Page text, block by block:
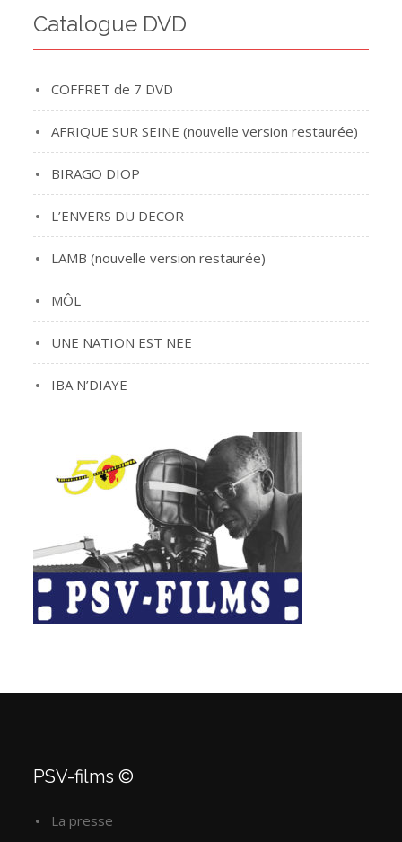
Catalogue DVD
COFFRET de 7 DVD
AFRIQUE SUR SEINE (nouvelle version restaurée)
BIRAGO DIOP
L’ENVERS DU DECOR
LAMB (nouvelle version restaurée)
MÔL
UNE NATION EST NEE
IBA N’DIAYE
PSV-films ©
La presse